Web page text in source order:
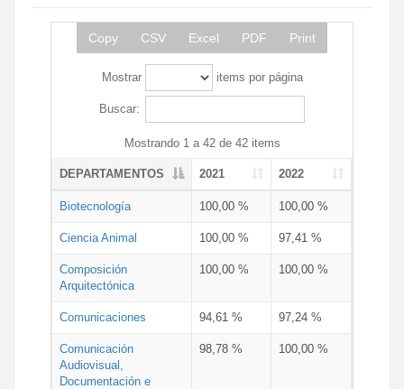
Copy CSV Excel PDF Print
Mostrar items por página
Buscar:
Mostrando 1 a 42 de 42 items
DEPARTAMENTOS 2021 2022
Biotecnología 100,00 % 100,00 %
Ciencia Animal 100,00 % 97,41 %
Composición
Arquitectónica
100,00 % 100,00 %
Comunicaciones 94,61 % 97,24 %
Comunicación
Audiovisual,
Documentación e
98,78 % 100,00 %